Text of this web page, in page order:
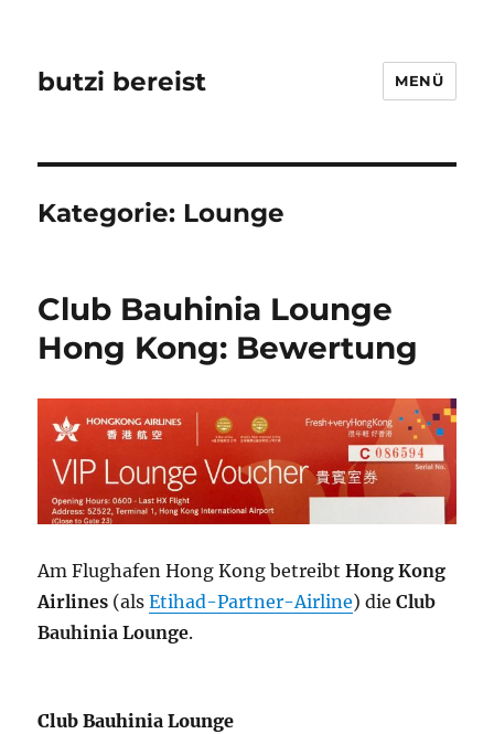
butzi bereist MENÜ
Kategorie: Lounge
Club Bauhinia Lounge
Hong Kong: Bewertung
Am Flughafen Hong Kong betreibtHong Kong
Airlines (alsEtihad-Partner-Airline) dieClub
Bauhinia Lounge.
Club Bauhinia Lounge